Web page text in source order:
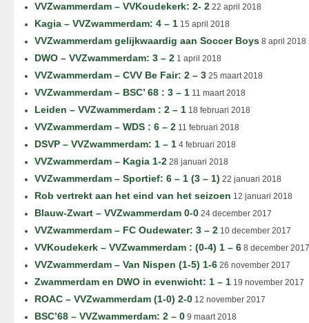
VVZwammerdam – VVKoudekerk: 2- 2 22 april 2018
Kagia – VVZwammerdam: 4 – 1 15 april 2018
VVZwammerdam gelijkwaardig aan Soccer Boys 8 april 2018
DWO – VVZwammerdam: 3 – 2 1 april 2018
VVZwammerdam – CVV Be Fair: 2 – 3 25 maart 2018
VVZwammerdam – BSC’ 68 : 3 – 1 11 maart 2018
Leiden – VVZwammerdam : 2 – 1 18 februari 2018
VVZwammerdam – WDS : 6 – 2 11 februari 2018
DSVP – VVZwammerdam: 1 – 1 4 februari 2018
VVZwammerdam – Kagia 1-2 28 januari 2018
VVZwammerdam – Sportief: 6 – 1 (3 – 1) 22 januari 2018
Rob vertrekt aan het eind van het seizoen 12 januari 2018
Blauw-Zwart – VVZwammerdam 0-0 24 december 2017
VVZwammerdam – FC Oudewater: 3 – 2 10 december 2017
VVKoudekerk – VVZwammerdam : (0-4) 1 – 6 8 december 2017
VVZwammerdam – Van Nispen (1-5) 1-6 26 november 2017
Zwammerdam en DWO in evenwicht: 1 – 1 19 november 2017
ROAC – VVZwammerdam (1-0) 2-0 12 november 2017
BSC’68 – VVZwammerdam: 2 – 0 9 maart 2018